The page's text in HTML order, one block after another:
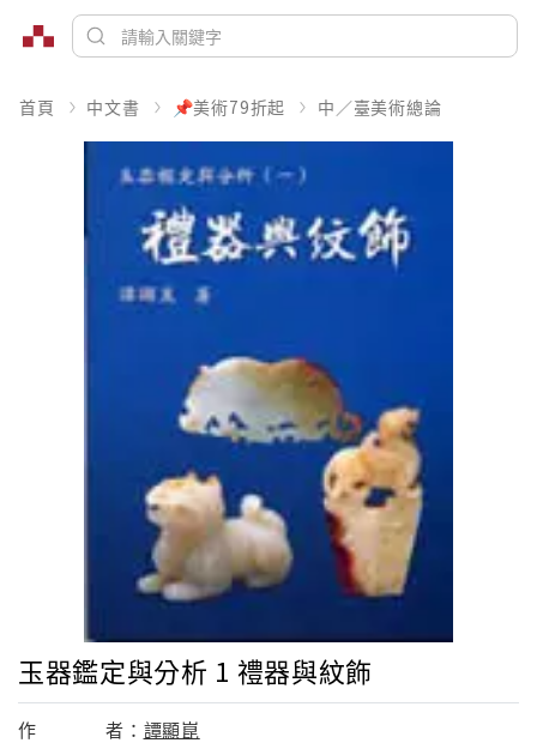
首頁 中文書 📌美術79折起 中／臺美術總論
玉器鑑定與分析 1 禮器與紋飾
作 者： 譚顯崑